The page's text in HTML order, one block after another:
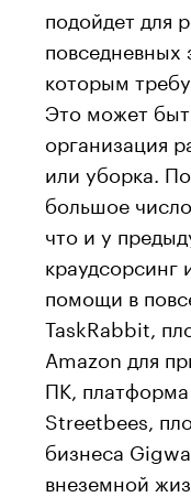
подойдет для
повседневных
которым
Это может
организация
или уборка.
большое
что и у
краудсорсинг
помощи в
TaskRabbit,
Amazon для
ПК,
Streetbees,
бизнеса
внеземной